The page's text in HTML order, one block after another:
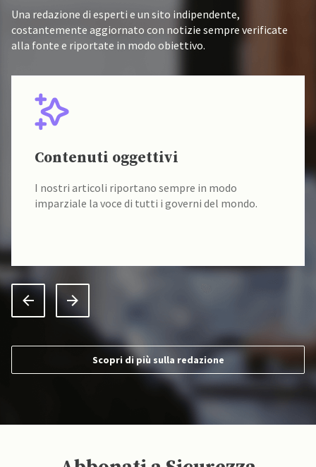
Una redazione di esperti e un sito indipendente,
costantemente aggiornato con notizie sempre verificate
alla fonte e riportate in modo obiettivo.
Contenuti oggettivi
I nostri articoli riportano sempre in modo
imparziale la voce di tutti i governi del mondo.
Scopri di più sulla redazione